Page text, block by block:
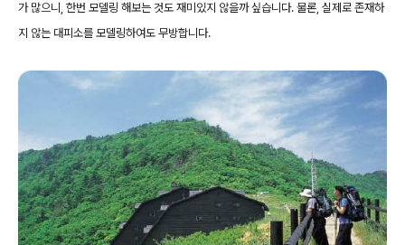
가 많으니, 한번 모델링 해보는 것도 재미있지 않을까 싶습니다. 물론, 실제로 존재하
지 않는 대피소를 모델링하여도 무방합니다.